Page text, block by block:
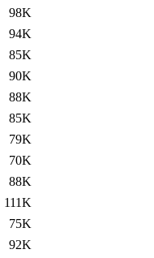
98K
94K
85K
90K
88K
85K
79K
70K
88K
111K
75K
92K